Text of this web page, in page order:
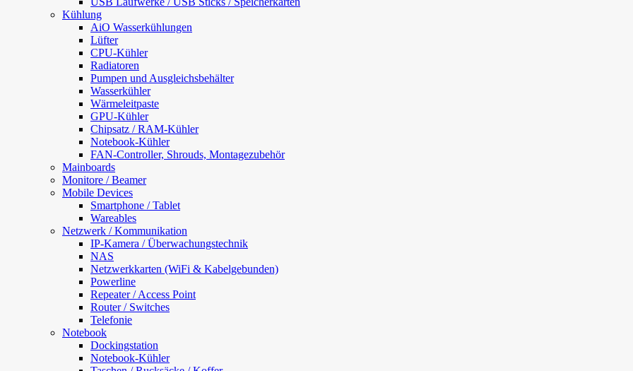
Kühlung
AiO Wasserkühlungen
Lüfter
CPU-Kühler
Radiatoren
Pumpen und Ausgleichsbehälter
Wasserkühler
Wärmeleitpaste
GPU-Kühler
Chipsatz / RAM-Kühler
Notebook-Kühler
FAN-Controller, Shrouds, Montagezubehör
Mainboards
Monitore / Beamer
Mobile Devices
Smartphone / Tablet
Wareables
Netzwerk / Kommunikation
IP-Kamera / Überwachungstechnik
NAS
Netzwerkkarten (WiFi & Kabelgebunden)
Powerline
Repeater / Access Point
Router / Switches
Telefonie
Notebook
Dockingstation
Notebook-Kühler